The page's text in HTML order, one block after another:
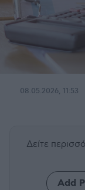
08.05.2026, 11:53
Δείτε
Add